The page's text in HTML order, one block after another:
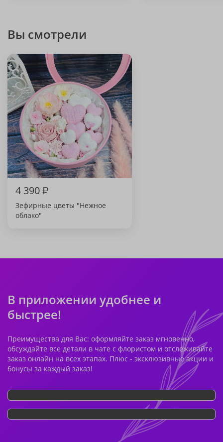
Вы смотрели
4 390₽
Зефирные цветы "Нежное
облако"
В приложении удобнее и
быстрее!
Преимущества для Вас: оформляйте заказ мгновенно,
обсуждайте все детали в чате с флористом и отслеживайте
заказ онлайн на всех этапах. Плюс - эксклюзивные акции и
бонусы за каждый заказ!